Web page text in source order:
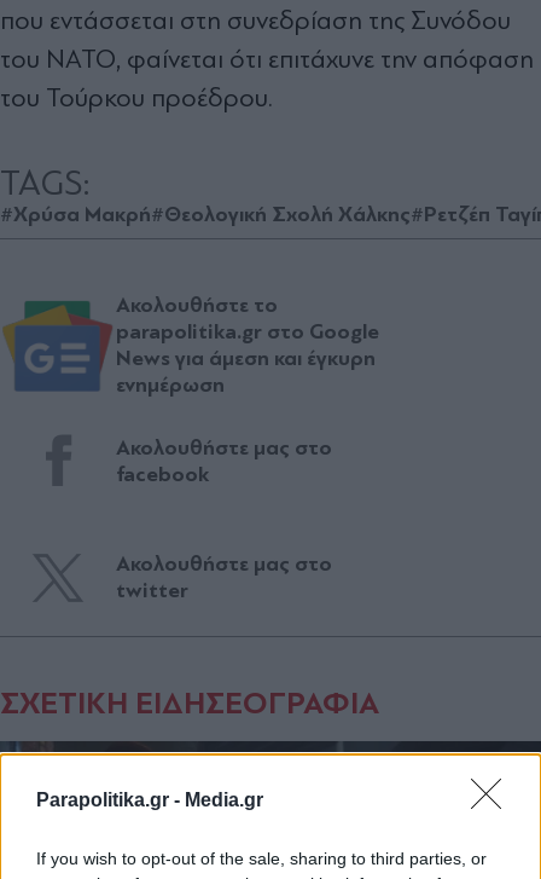
Parapolitika.gr - Media.gr
If you wish to opt-out of the sale, sharing to third parties, or
που εντάσσεται στη συνεδρίαση της Συνόδου
του ΝΑΤΟ, φαίνεται ότι επιτάχυνε την απόφαση
του Τούρκου προέδρου.
TAGS:
#Χρύσα Μακρή#Θεολογική Σχολή Χάλκης#Ρετζέπ
Ακολουθήστε το
parapolitika.gr στο Google
News για άμεση και έγκυρη
ενημέρωση
Ακολουθήστε μας στο
facebook
Ακολουθήστε μας στο
twitter
ΣΧΕΤΙΚΗ ΕΙΔΗΣΕΟΓΡΑΦΙΑ